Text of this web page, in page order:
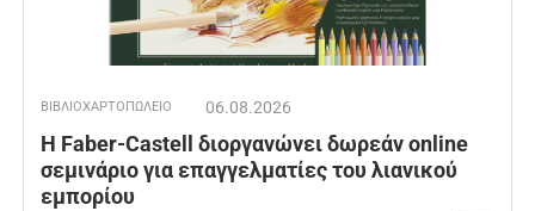
ΒΙΒΛΙΟΧΑΡΤΟΠΩΛΕΙΟ 06.08.2026
Η Faber-Castell διοργανώνει δωρεάν online
σεμινάριο για επαγγελματίες του λιανικού
εμπορίου